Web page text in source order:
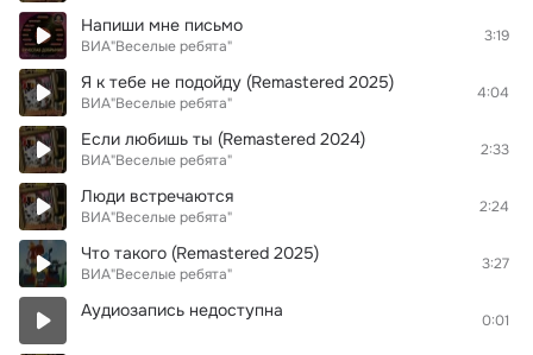
Напиши мне письмо
ВИА"Веселые ребята"
3:19
Я к тебе не подойду (Remastered 2025)
ВИА"Веселые ребята"
4:04
Если любишь ты (Remastered 2024)
ВИА"Веселые ребята"
2:33
Люди встречаются
ВИА"Веселые ребята"
2:24
Что такого (Remastered 2025)
ВИА"Веселые ребята"
3:27
Аудиозапись недоступна 0:01